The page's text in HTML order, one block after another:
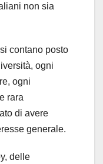
non sia
contano posto
ogni
ogni
rara
di avere
generale.
delle